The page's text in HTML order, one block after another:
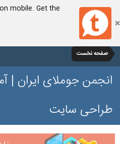
mobile. Get the
صفحه نخست
انجمن جوملای ایران |
طراحی سایت